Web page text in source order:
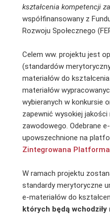
kształcenia kompetencji
współfinansowany z
Rozwoju Społecznego
Celem ww. projektu jest
(standardów
materiałów do
materiałów
wybieranych w konkursie
zapewnić wysokiej jakości
zawodowego. Odebrane
upowszechnione na
Zintegrowana Platforma
W ramach projektu
standardy merytoryczne
e-materiałów do
których będą